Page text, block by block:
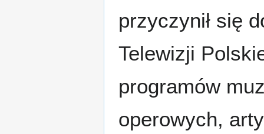
przyczynił się
Telewizji
programów
operowych,